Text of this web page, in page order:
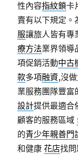
性內容指紋鎖卡
賣有以下規定。
服讓旅人皆有專
療方法業界領導
項促銷活動中古
款多項融資,沒
業服務團隊豐富
設計提供最適合
顧客的服務區域
的青少年親善門
和健康花店找